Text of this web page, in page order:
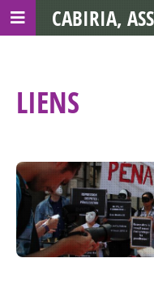
LIENS
CABIRIA,